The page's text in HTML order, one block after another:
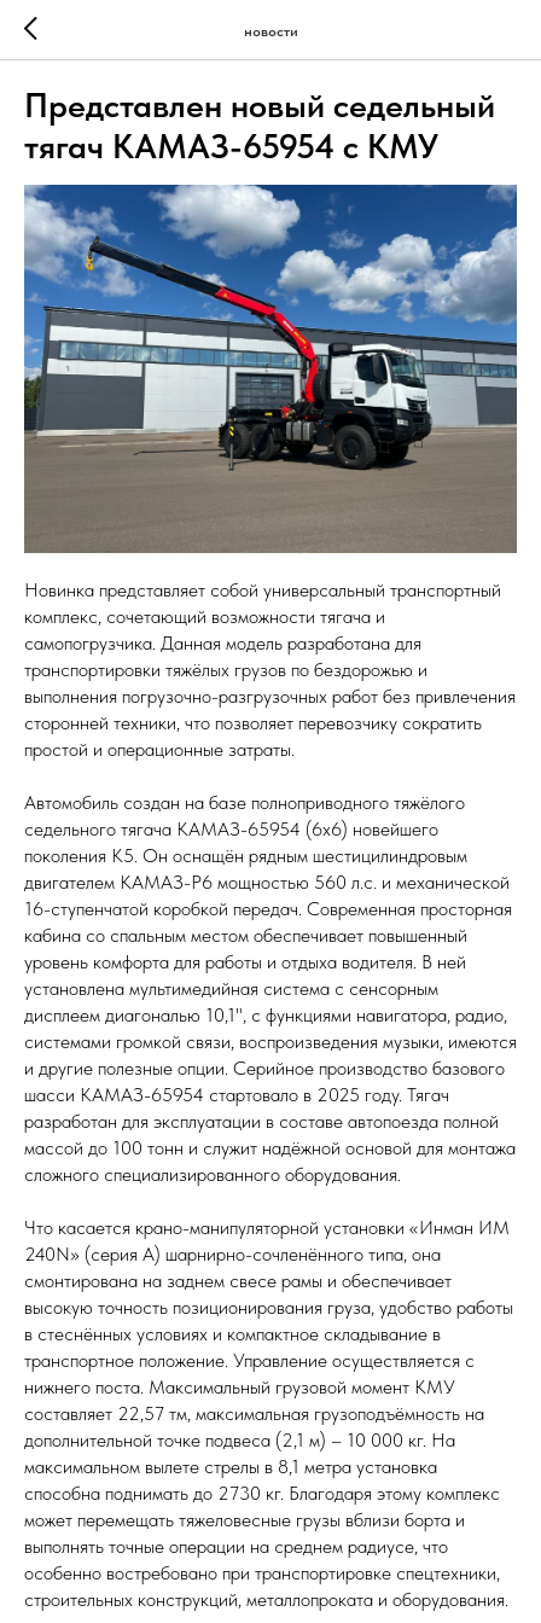
новости
Представлен новый седельный
тягач КАМАЗ-65954 с КМУ
Новинка представляет собой универсальный транспортный
комплекс, сочетающий возможности тягача и
самопогрузчика. Данная модель разработана для
транспортировки тяжёлых грузов по бездорожью и
выполнения погрузочно-разгрузочных работ без привлечения
сторонней техники, что позволяет перевозчику сократить
простой и операционные затраты.
Автомобиль создан на базе полноприводного тяжёлого
седельного тягача КАМАЗ-65954 (6х6) новейшего
поколения К5. Он оснащён рядным шестицилиндровым
двигателем КАМАЗ-Р6 мощностью 560 л.с. и механической
16-ступенчатой коробкой передач. Современная просторная
кабина со спальным местом обеспечивает повышенный
уровень комфорта для работы и отдыха водителя. В ней
установлена мультимедийная система с сенсорным
дисплеем диагональю 10,1", с функциями навигатора, радио,
системами громкой связи, воспроизведения музыки, имеются
и другие полезные опции. Серийное производство базового
шасси КАМАЗ-65954 стартовало в 2025 году. Тягач
разработан для эксплуатации в составе автопоезда полной
массой до 100 тонн и служит надёжной основой для монтажа
сложного специализированного оборудования.
Что касается крано-манипуляторной установки «Инман ИМ
240N» (серия А) шарнирно-сочленённого типа, она
смонтирована на заднем свесе рамы и обеспечивает
высокую точность позиционирования груза, удобство работы
в стеснённых условиях и компактное складывание в
транспортное положение. Управление осуществляется с
нижнего поста. Максимальный грузовой момент КМУ
составляет 22,57 тм, максимальная грузоподъёмность на
дополнительной точке подвеса (2,1 м) – 10 000 кг. На
максимальном вылете стрелы в 8,1 метра установка
способна поднимать до 2730 кг. Благодаря этому комплекс
может перемещать тяжеловесные грузы вблизи борта и
выполнять точные операции на среднем радиусе, что
особенно востребовано при транспортировке спецтехники,
строительных конструкций, металлопроката и оборудования.